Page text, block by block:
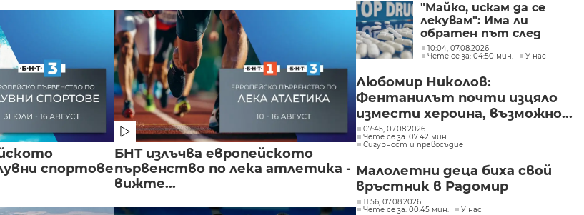
спортове
БНТ излъчва европейското
първенство по лека атлетика -
вижте...
"Майко, искам да се
лекувам": Има ли
обратен път след
фентанила
10:04, 07.08.2026
Чете се за: 04:50 мин.
У нас
Любомир Николов:
Фентанилът почти изцяло
измести хероина, възможно...
07:45, 07.08.2026
Чете се за: 07:42 мин.
Сигурност и правосъдие
Малолетни деца биха свой
връстник в Радомир
11:56, 07.08.2026
Чете се за: 00:45 мин.
У нас